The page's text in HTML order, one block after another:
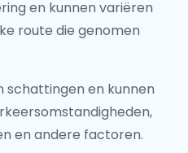
en kunnen variëren
route die genomen
schattingen en kunnen
en andere factoren.